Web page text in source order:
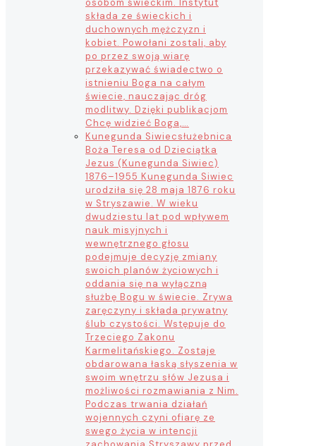
składa ze świeckich i
duchownych mężczyzn i
kobiet. Powołani zostali, aby
po przez swoją wiarę
przekazywać świadectwo o
istnieniu Boga na całym
świecie, nauczając dróg
modlitwy. Dzięki publikacjom
Chcę widzieć Boga,…
Kunegunda Siwiecsłużebnica
Boża Teresa od Dzieciątka
Jezus (Kunegunda Siwiec)
1876–1955 Kunegunda Siwiec
urodziła się 28 maja 1876 roku
w Stryszawie. W wieku
dwudziestu lat pod wpływem
nauk misyjnych i
wewnętrznego głosu
podejmuje decyzję zmiany
swoich planów życiowych i
oddania się na wyłączną
służbę Bogu w świecie. Zrywa
zaręczyny i składa prywatny
ślub czystości. Wstępuje do
Trzeciego Zakonu
Karmelitańskiego. Zostaje
obdarowana łaską słyszenia w
swoim wnętrzu słów Jezusa i
możliwości rozmawiania z Nim.
Podczas trwania działań
wojennych czyni ofiarę ze
swego życia w intencji